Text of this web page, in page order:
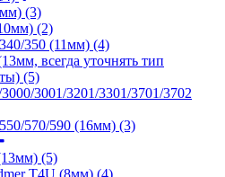
(3)
(2)
350 (11мм) (4)
всегда уточнять тип
(5)
3001/3201/3301/3701/3702
570/590 (16мм) (3)
(5)